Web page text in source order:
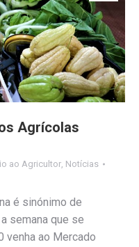
Agrícolas
ao Agricultor, Notícias
é sinónimo de
semana que se
venha ao Mercado